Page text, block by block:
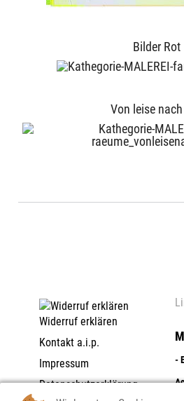
Bilder Rot
Von leise nach
Widerruf erklären
Kontakt a.i.p.
Impressum
Datenschutzerklärung
-